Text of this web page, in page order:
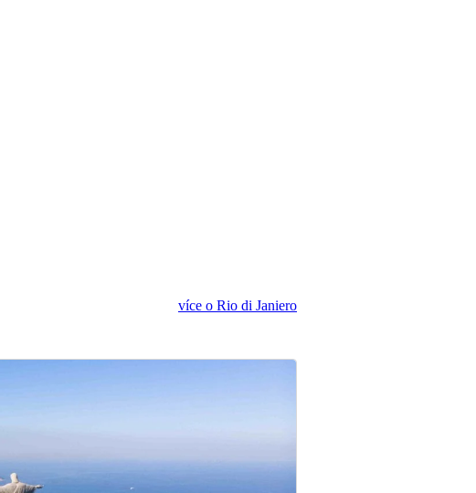
více o Rio di Janiero